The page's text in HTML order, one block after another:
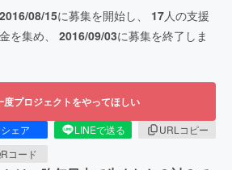
2016/08/15に募集を開始し、 17人の支援
を集め、 2016/09/03に募集を終了しま
度プロジェクトをやってほしい
シェア LINEで送る
URLコピー
コード